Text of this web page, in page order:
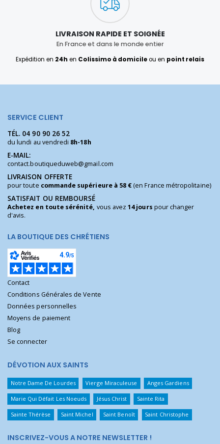
LIVRAISON RAPIDE ET SOIGNÉE
En France et dans le monde entier
Expédition en 24h en Colissimo à domicileou en point relais
SERVICE CLIENT
TÉL. 04 90 90 26 52
du lundi au vendredi 8h-18h
E-MAIL:
contact.boutiqueduweb@gmail.com
LIVRAISON OFFERTE
pour toute commande supérieure à 58 €(en France métropolitaine)
SATISFAIT OU REMBOURSÉ
Achetez en toute sérénité, vous avez14 jours pour changer
d'avis.
LA BOUTIQUE DES CHRÉTIENS
Contact
Conditions Générales de Vente
Données personnelles
Moyens de paiement
Blog
Se connecter
DÉVOTION AUX SAINTS
Notre Dame De Lourdes Vierge Miraculeuse Anges Gardiens
Marie Qui Défait Les Noeuds Jésus Christ Sainte Rita
Sainte Thérèse Saint Michel Saint Benoît Saint Christophe
INSCRIVEZ-VOUS A NOTRE NEWSLETTER !